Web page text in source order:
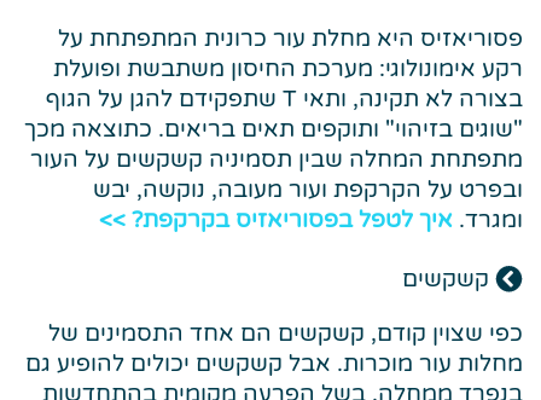
פסוריאזיס היא מחלת עור כרונית המתפתחת על
רקע אימונולוגי: מערכת החיסון משתבשת ופועלת
בצורה לא תקינה, ותאי T שתפקידם להגן על הגוף
"שוגים בזיהוי" ותוקפים תאים בריאים. כתוצאה מכך
מתפתחת המחלה שבין תסמיניה קשקשים על העור
ובפרט על הקרקפת ועור מעובה, נוקשה, יבש
ומגרד. איך לטפל בפסוריאזיס בקרקפת? >>
קשקשים
כפי שצוין קודם, קשקשים הם אחד התסמינים של
מחלות עור מוכרות. אבל קשקשים יכולים להופיע גם
בנפרד ממחלה, בשל הפרעה מקומית בהתחדשות